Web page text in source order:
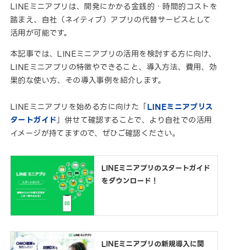
LINEミニアプリは、開発にかかる金銭的・時間的コストを
踏まえ、自社（ネイティブ）アプリの代替サービスとして
活用が可能です。
本記事では、LINEミニアプリの活用を検討する方に向け、
LINEミニアプリの特徴やできること、導入方法、費用、効
果的な使い方、その導入事例を紹介します。
LINEミニアプリを始める方に向けた「LINEミニアプリス
タートガイド」併せて確認することで、より自社での活用
イメージが持てますので、ぜひご確認ください。
LINEミニアプリのスタートガイド
をダウンロード！
LINEミニアプリの新規導入に関